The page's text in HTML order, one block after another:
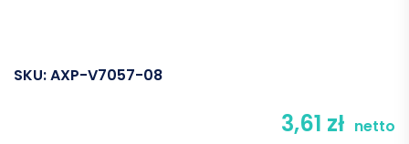
SKU:AXP-V7057-08
3,61 zł netto